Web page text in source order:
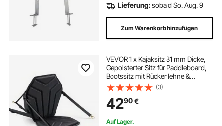
Lieferung:sobald So. Aug. 9
Zum Warenkorb hinzufügen
VEVOR 1 x Kajaksitz 31 mm Dicke,
Gepolsterter Sitz für Paddleboard,
Bootssitz mit Rückenlehne &
Aufbewahrungstasche &
Verstellbaren Gurten &
Sechseckigem Sitzkissen für SUP
Kanu Angelboot
(3)
4290€
Auf Lager.